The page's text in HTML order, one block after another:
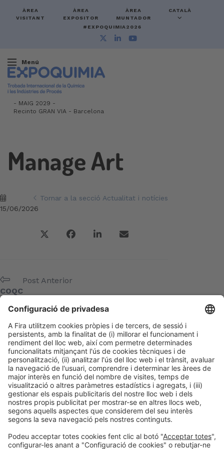
ÀREA
VISITANT
ÀREA
EXPOSITOR
ÀREA
MUNTADOR
CATALÀ
#EXPOQUIMIA2026
Menú
- MAIG 2029 -
Recinto GRAN VIA - Barcelona
Manage Art
Tornar a la secció Actualitat i notícies
15/06/2026
Post Anterior
COQC
Següent Post
ACCIÓ
Meta
Entra
Canal de les entrades
Canal dels comentaris
WordPress.org (en anglès)